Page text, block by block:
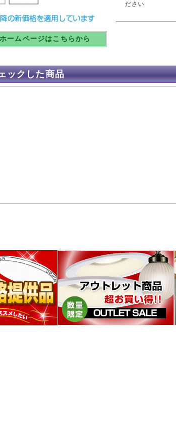
ームページはこちらから
ださい
ックした商品